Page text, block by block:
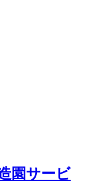
園サービ